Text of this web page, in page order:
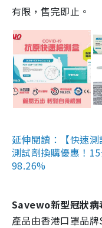
有限，售完即止。
延伸閱讀：【快速
測試劑換購優惠！
98.26%
Savewo新型冠狀病
產品由香港口罩品牌